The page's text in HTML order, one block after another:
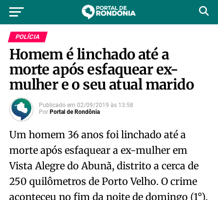
POLÍCIA
Homem é linchado até a
morte após esfaquear ex-
mulher e o seu atual marido
Publicado em 02/09/2019 às 13:58
Por Portal de Rondônia
Um homem 36 anos foi linchado até a
morte após esfaquear a ex-mulher em
Vista Alegre do Abunã, distrito a cerca de
250 quilômetros de Porto Velho. O crime
aconteceu no fim da noite de domingo (1°).